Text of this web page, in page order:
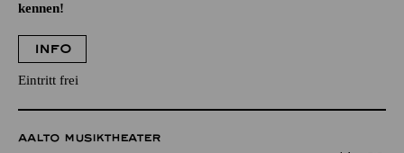
kennen!
INFO
Eintritt frei
AALTO MUSIKTHEATER